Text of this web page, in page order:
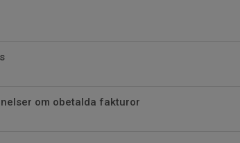
om obetalda fakturor